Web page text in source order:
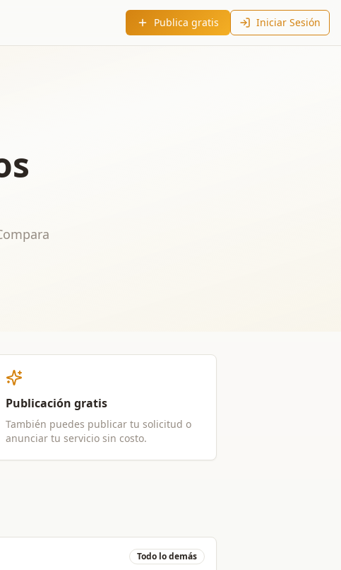
Publica gratis Iniciar Sesión
Publicación gratis
También puedes publicar tu solicitud o
anunciar tu servicio sin costo.
Todo lo demás